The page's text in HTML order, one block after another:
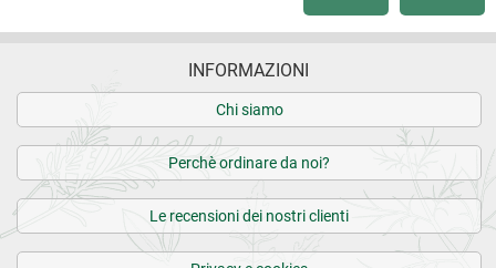
INFORMAZIONI
Chi siamo
Perchè ordinare da noi?
Le recensioni dei nostri clienti